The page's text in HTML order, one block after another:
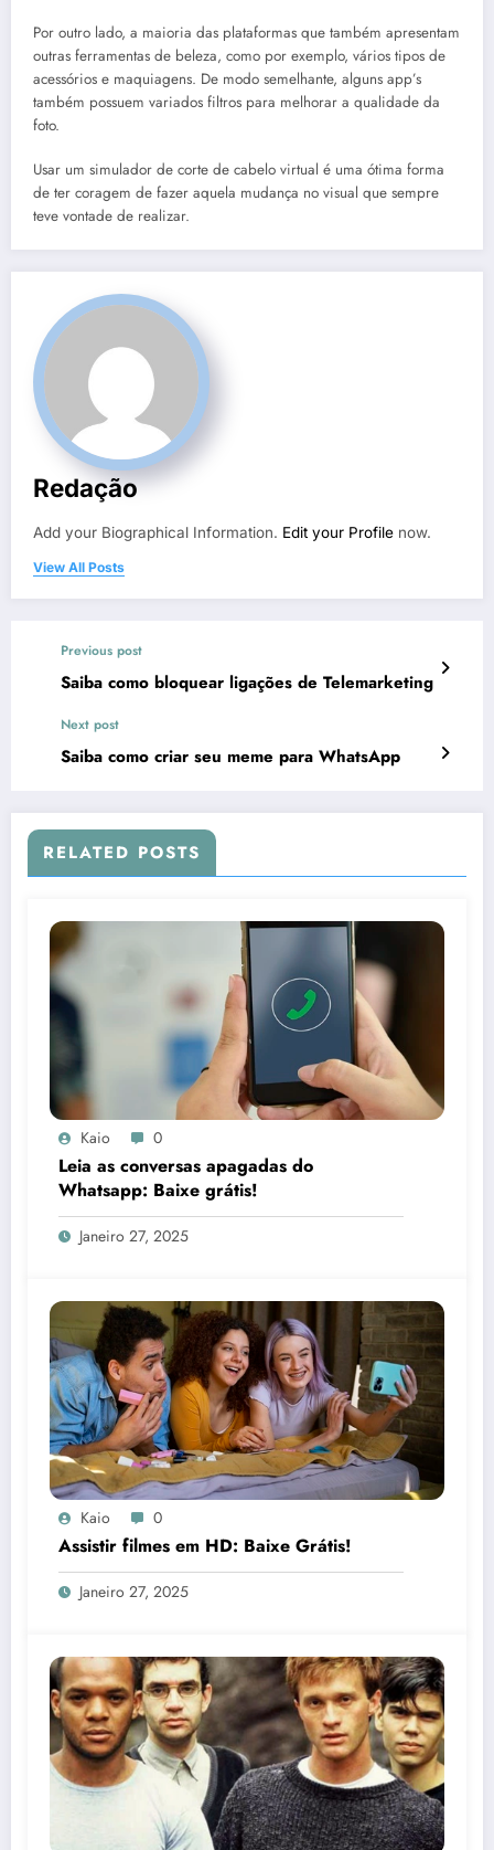
Por outro lado, a maioria das plataformas que também apresentam
outras ferramentas de beleza, como por exemplo, vários tipos de
acessórios e maquiagens. De modo semelhante, alguns app’s
também possuem variados filtros para melhorar a qualidade da
foto.
Usar um simulador de corte de cabelo virtual é uma ótima forma
de ter coragem de fazer aquela mudança no visual que sempre
teve vontade de realizar.
Redação
Add your Biographical Information. Edit your Profile now.
View All Posts
Previous post
Saiba como bloquear ligações de Telemarketing
Next post
Saiba como criar seu meme para WhatsApp
RELATED POSTS
Kaio 0
Leia as conversas apagadas do
Whatsapp: Baixe grátis!
Janeiro 27, 2025
Kaio 0
Assistir filmes em HD: Baixe Grátis!
Janeiro 27, 2025